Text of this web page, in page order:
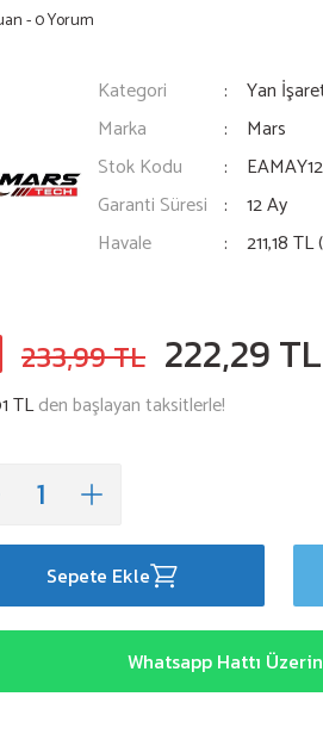
- 0 Yorum
Kategori
Yan
Marka
Mars
Stok Kodu
Garanti Süresi
12 Ay
Havale
211,18
233,99 TL 222,29 TL
TLden başlayan taksitlerle!
Sepete Ekle
Whatsapp Hattı